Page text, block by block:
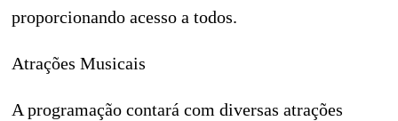
proporcionando acesso a todos.
Atrações Musicais
A programação contará com diversas atrações